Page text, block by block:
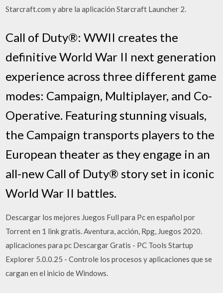
Starcraft.com y abre la aplicación Starcraft Launcher 2.
Call of Duty®: WWII creates the
definitive World War II next generation
experience across three different game
modes: Campaign, Multiplayer, and Co-
Operative. Featuring stunning visuals,
the Campaign transports players to the
European theater as they engage in an
all-new Call of Duty® story set in iconic
World War II battles.
Descargar los mejores Juegos Full para Pc en español por
Torrent en 1 link gratis. Aventura, acción, Rpg, Juegos 2020.
aplicaciones para pc Descargar Gratis - PC Tools Startup
Explorer 5.0.0.25 - Controle los procesos y aplicaciones que se
cargan en el inicio de Windows.